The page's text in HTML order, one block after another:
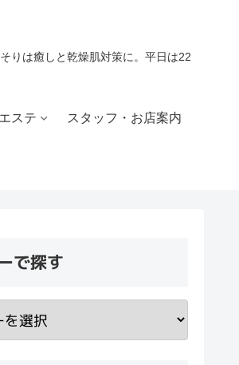
りは癒しと乾燥肌対策に。平日は22
ステ スタッフ・お店案内
で探す